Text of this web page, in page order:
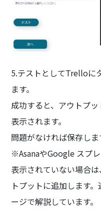
5.テストとしてTrelloに
ます。
成功すると、アウトプ
表示されます。
問題がなければ保存しま
※AsanaやGoogle スプ
表示されていない場合
トプットに追加します。
ージで解説しています。